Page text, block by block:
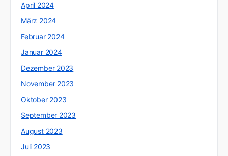
April 2024
März 2024
Februar 2024
Januar 2024
Dezember 2023
November 2023
Oktober 2023
September 2023
August 2023
Juli 2023